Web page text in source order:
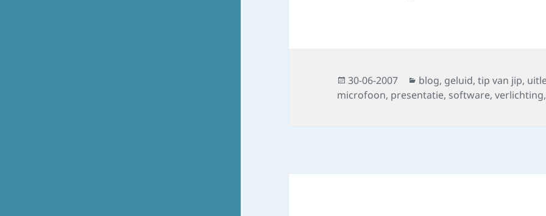
Posted
on
30-06-2007 Categories
blog, geluid,tip van jip,
microfoon, presentatie, software,verlichting